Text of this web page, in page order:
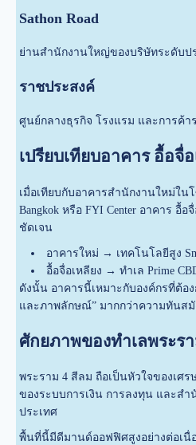
Sathon Road
ย่านสำนักงานใหญ่ของบริษัทระดับป
ราชประสงค์
ศูนย์กลางธุรกิจ โรงแรม และการค้า
เปรียบเทียบอาคาร อื้อจื่
เมื่อเทียบกับอาคารสำนักงานใหม่ใน
Bangkok หรือ FYI Center อาคาร อื้
ชัดเจน
อาคารใหม่ → เทคโนโลยีสูง
อื้อจื่อเหลียง → ทำเล Prime
ดังนั้น อาคารนี้เหมาะกับองค์กรที่ต้อ
และภาพลักษณ์” มากกว่าความทันสมั
ศักยภาพของทำเลพระร
พระราม 4 สีลม ถือเป็นหัวใจของเศร
ของระบบการเงิน การลงทุน และส
ประเทศ
พื้นที่นี้มีดีมานด์ออฟฟิศสูงอย่างต่อเนื่